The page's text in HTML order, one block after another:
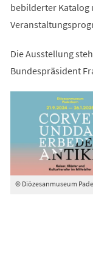
bebilderter Katalog
Die Ausstellung
Bundespräsident
© Diözesanmuseum